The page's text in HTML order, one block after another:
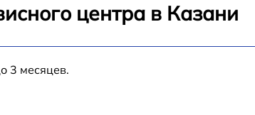
центра в Казани
3 месяцев.